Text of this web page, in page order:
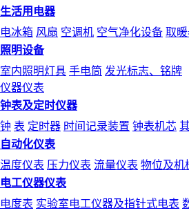
生活用电器
电冰箱 风扇 空调机 空气净化设备 取
照明设备
室内照明灯具 手电筒 发光标志、铭牌
仪器仪表
钟表及定时仪器
钟 表 定时器 时间记录装置 钟表机芯
自动化仪表
温度仪表 压力仪表 流量仪表 物位及机
电工仪器仪表
电度表 实验室电工仪器及指针式电表